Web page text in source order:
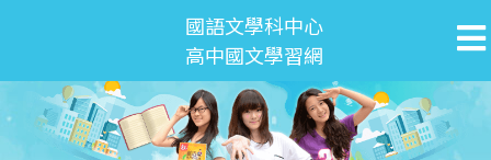
國語文學科中心
高中國文學習網